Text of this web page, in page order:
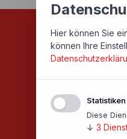
Günstige
Hier können Sie
können Ihre
Statistiken
Diese
↓ 3